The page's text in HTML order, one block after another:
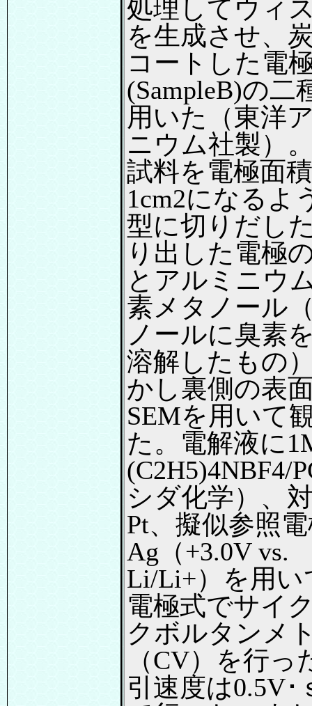
処理してウィ
を生成させ、
コートした電
(SampleB)の二
用いた（東洋
ニウム社製）
試料を電極面
1cm2になるよ
型に切りだし
り出した電極
とアルミニウ
素メタノール
ノールに臭素
溶解したもの
かし裏側の表
SEMを用いて
た。電解液に
(C2H5)4NBF4/
シダ化学）、
Pt、擬似参照
Ag（+3.0V vs.
Li/Li+）を用い
電極式でサイ
クボルタンメ
（CV）を行っ
引速度は0.5V･